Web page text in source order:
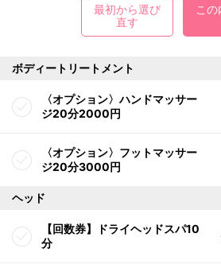
最初から選び
直す
この
ボディートリートメント
〈オプション〉ハンドマッサー
ジ20分2000円
〈オプション〉フットマッサー
ジ20分3000円
ヘッド
【回数券】ドライヘッドスパ10
分